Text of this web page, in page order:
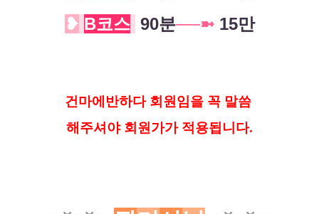
❥ B코스 90분──➼15만
건마에반하다 회원임을 꼭 말씀
해 주셔야 회원가가 적용됩니다.